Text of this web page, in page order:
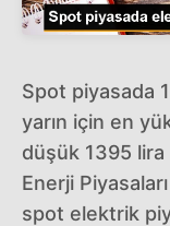
Spot piyasada
yarın için en
düşük 1395
Enerji
spot elektrik